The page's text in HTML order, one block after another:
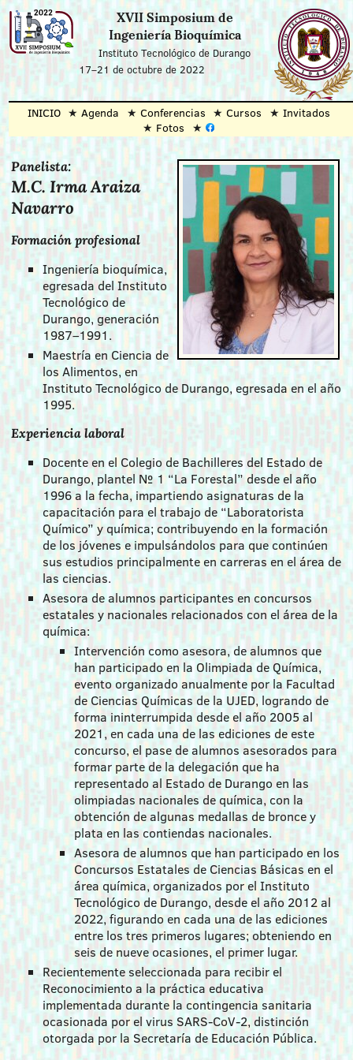
XVII Simposium de
Ingeniería Bioquímica
Instituto Tecnológico de Durango
17–21 de octubre de 2022
INICIO Agenda Conferencias Cursos
Invitados
Fotos
Panelista:
M.C. Irma Araiza
Navarro
Formación profesional
Ingeniería bioquímica,
egresada del Instituto
Tecnológico de
Durango, generación
1987–1991.
Maestría en Ciencia de
los Alimentos, en
Instituto Tecnológico de Durango, egresada en el año
1995.
Experiencia laboral
Docente en el Colegio de Bachilleres del Estado de
Durango, plantel № 1 “La Forestal” desde el año
1996 a la fecha, impartiendo asignaturas de la
capacitación para el trabajo de “Laboratorista
Químico” y química; contribuyendo en la formación
de los jóvenes e impulsándolos para que continúen
sus estudios principalmente en carreras en el área de
las ciencias.
Asesora de alumnos participantes en concursos
estatales y nacionales relacionados con el área de la
química:
Intervención como asesora, de alumnos que
han participado en la Olimpiada de Química,
evento organizado anualmente por la Facultad
de Ciencias Químicas de la UJED, logrando de
forma ininterrumpida desde el año 2005 al
2021, en cada una de las ediciones de este
concurso, el pase de alumnos asesorados para
formar parte de la delegación que ha
representado al Estado de Durango en las
olimpiadas nacionales de química, con la
obtención de algunas medallas de bronce y
plata en las contiendas nacionales.
Asesora de alumnos que han participado en los
Concursos Estatales de Ciencias Básicas en el
área química, organizados por el Instituto
Tecnológico de Durango, desde el año 2012 al
2022, figurando en cada una de las ediciones
entre los tres primeros lugares; obteniendo en
seis de nueve ocasiones, el primer lugar.
Recientemente seleccionada para recibir el
Reconocimiento a la práctica educativa
implementada durante la contingencia sanitaria
ocasionada por el virus SARS-CoV-2, distinción
otorgada por la Secretaría de Educación Pública.